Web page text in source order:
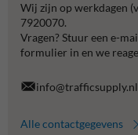
Wij zijn op werkdagen
7920070.
Vragen? Stuur een e-
formulier in en we
info@trafficsupply.nl
Alle contactgegevens